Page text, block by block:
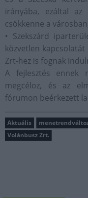
irányába, ezáltal az
csökkenne a
• Szekszárd
közvetlen
Zrt-hez is fognak
A fejlesztés ennek
megcéloz, és az
fórumon beérkezett
Aktuális
Volánbusz Zrt.